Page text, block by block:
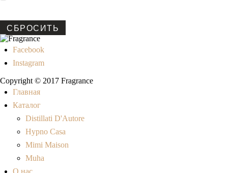
СБРОСИТЬ
Facebook
Instagram
Copyright © 2017 Fragrance
Главная
Каталог
Distillati D'Autore
Hypno Casa
Mimi Maison
Muha